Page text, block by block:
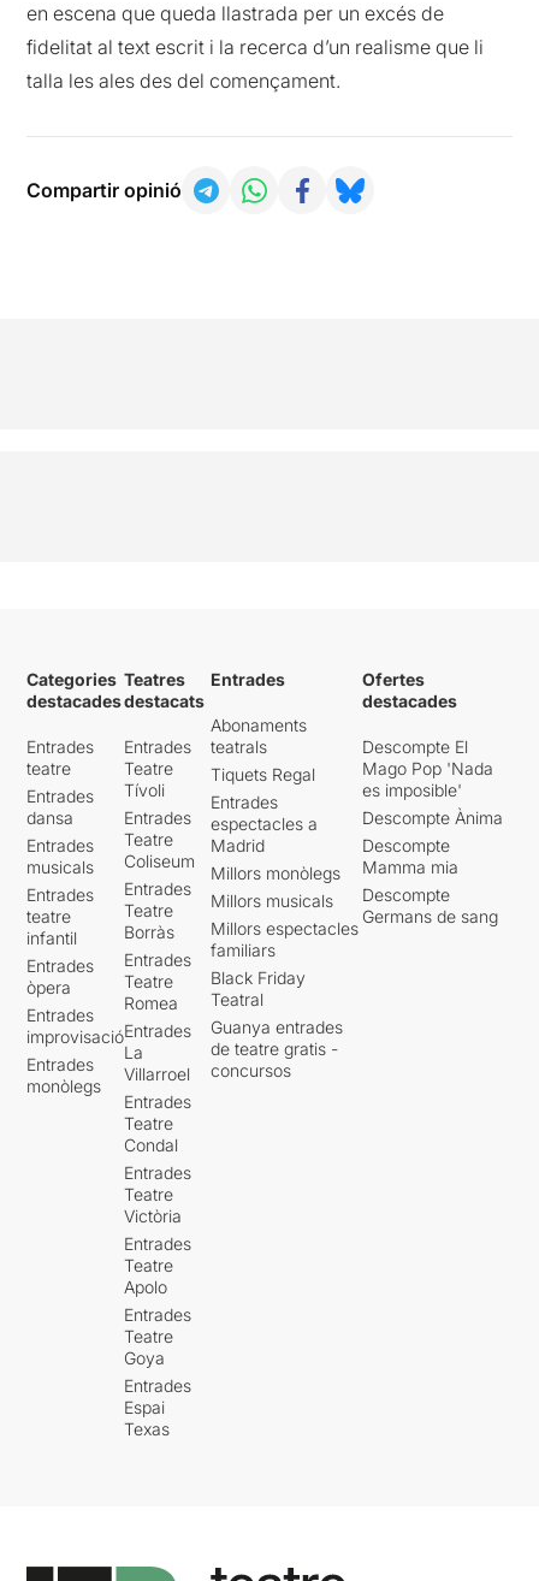
en escena que queda llastrada per un excés de
fidelitat al text escrit i la recerca d’un realisme que li
talla les ales des del començament.
Compartir opinió
Categories
destacades
Entrades
teatre
Entrades
dansa
Entrades
musicals
Entrades
teatre
infantil
Entrades
òpera
Entrades
improvisació
Entrades
monòlegs
Teatres
destacats
Entrades
Teatre
Tívoli
Entrades
Teatre
Coliseum
Entrades
Teatre
Borràs
Entrades
Teatre
Romea
Entrades
La
Villarroel
Entrades
Teatre
Condal
Entrades
Teatre
Victòria
Entrades
Teatre
Apolo
Entrades
Teatre
Goya
Entrades
Espai
Texas
Entrades
Abonaments
teatrals
Tiquets Regal
Entrades
espectacles a
Madrid
Millors monòlegs
Millors musicals
Millors espectacles
familiars
Black Friday
Teatral
Guanya entrades
de teatre gratis -
concursos
Ofertes
destacades
Descompte El
Mago Pop 'Nada
es imposible'
Descompte Ànima
Descompte
Mamma mia
Descompte
Germans de sang